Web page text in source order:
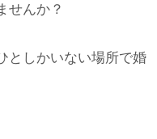
せんか？
としかいない場所で婚